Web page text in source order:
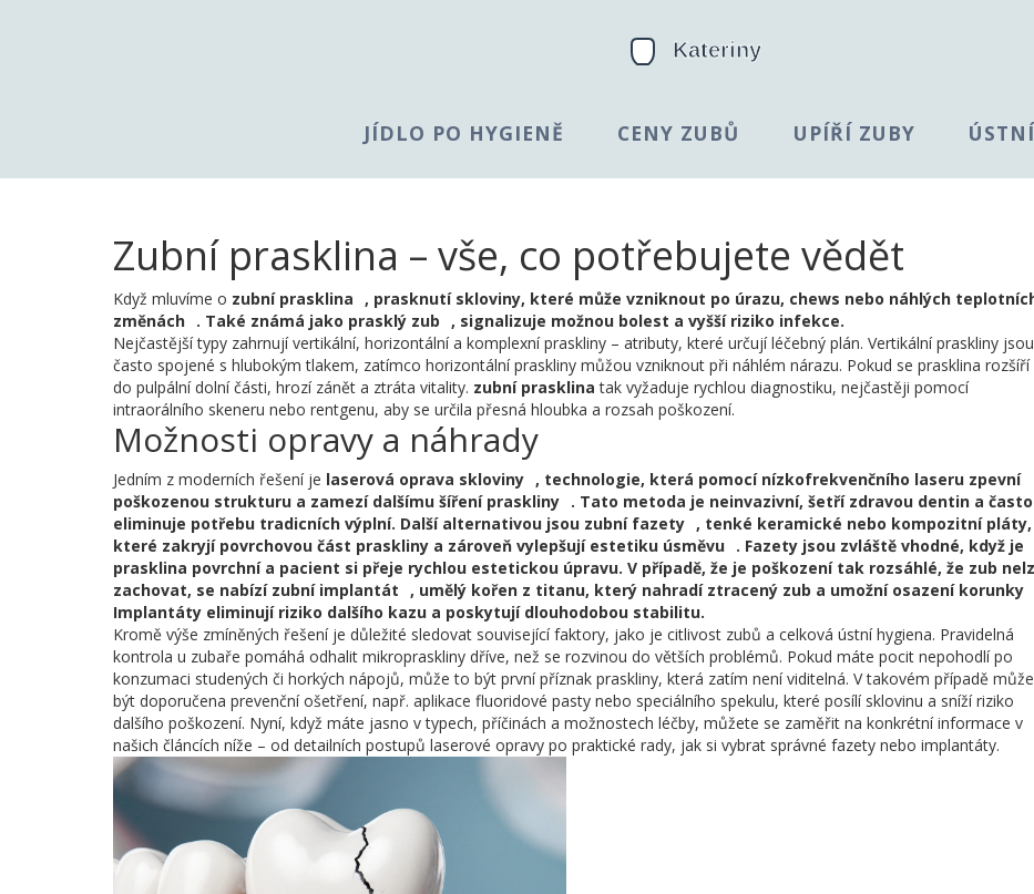
JÍDLO PO HYGIENĚ CENY ZUBŮ UPÍŘÍ ZUBY
Zubní prasklina – vše, co potřebujete vědět
Když mluvíme o zubní prasklina , prasknutí skloviny, které může vzniknout po úrazu, chews nebo náhlých
změnách . Také známá jako prasklý zub
, signalizuje možnou bolest a vyšší riziko infekce.
Nejčastější typy zahrnují vertikální, horizontální a komplexní praskliny – atributy, které určují léčebný plán. Vertikální praskliny jsou
často spojené s hlubokým tlakem, zatímco horizontální praskliny můžou vzniknout při náhlém nárazu. Pokud se prasklina rozšíří
do pulpální dolní části, hrozí zánět a ztráta vitality. zubní prasklina tak vyžaduje rychlou diagnostiku, nejčastěji pomocí
intraorálního skeneru nebo rentgenu, aby se určila přesná hloubka a rozsah poškození.
Možnosti opravy a náhrady
Jedním z moderních řešení je laserová oprava skloviny , technologie, která pomocí nízkofrekvenčního laseru zpevní
poškozenou strukturu a zamezí dalšímu šíření praskliny . Tato metoda je neinvazivní, šetří zdravou dentin a často
eliminuje potřebu tradicních výplní. Další alternativou jsou zubní fazety , tenké keramické nebo kompozitní pláty,
které zakryjí povrchovou část praskliny a zároveň vylepšují estetiku úsměvu . Fazety jsou zvláště vhodné, když je
prasklina povrchní a pacient si přeje rychlou estetickou úpravu. V případě, že je poškození tak rozsáhlé, že zub
zachovat, se nabízí zubní implantát , umělý kořen z titanu, který nahradí ztracený zub a umožní osazení korunky
Implantáty eliminují riziko dalšího kazu a poskytují dlouhodobou stabilitu.
Kromě výše zmíněných řešení je důležité sledovat související faktory, jako je citlivost zubů a celková ústní hygiena. Pravidelná
kontrola u zubaře pomáhá odhalit mikropraskliny dříve, než se rozvinou do větších problémů. Pokud máte pocit nepohodlí po
konzumaci studených či horkých nápojů, může to být první příznak praskliny, která zatím není viditelná. V takovém případě může
být doporučena prevenční ošetření, např. aplikace fluoridové pasty nebo speciálního spekulu, které posílí sklovinu a sníží riziko
dalšího poškození. Nyní, když máte jasno v typech, příčinách a možnostech léčby, můžete se zaměřit na konkrétní informace v
našich článcích níže – od detailních postupů laserové opravy po praktické rady, jak si vybrat správné fazety nebo implantáty.